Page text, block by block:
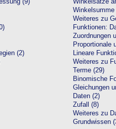
(9)
(2)
Winkelsätze
Weiteres zu
Funktionen:
Zuordnungen
Proportionale
Lineare
Weiteres zu
Terme (29)
Binomische
Gleichungen
Daten (2)
Zufall (8)
Weiteres zu
Grundwissen